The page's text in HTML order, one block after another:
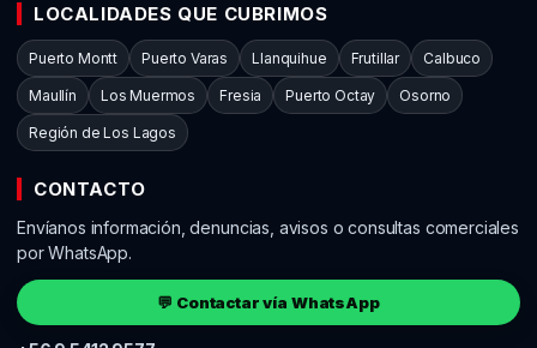
LOCALIDADES QUE CUBRIMOS
Puerto Montt Puerto Varas Llanquihue Frutillar Calbuco
Maullín Los Muermos Fresia Puerto Octay Osorno
Región de Los Lagos
CONTACTO
Envíanos información, denuncias, avisos o consultas comerciales
por WhatsApp.
💬 Contactar vía WhatsApp